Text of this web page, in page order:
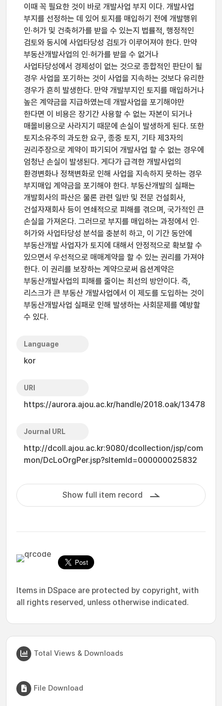
이때 꼭 필요한 것이 바로 개발사업 부지 이다. 개발사업
부지를 선정하는 데 있어 토지를 매입하기 전에 개발행위
인·허가 및 건축허가를 받을 수 있는지 법률적, 행정적인
검토와 동시에 사업타당성 검토가 이루어져야 한다. 만약
부동산개발사업의 인·허가를 받을 수 없거나
사업타당성에서 경제성이 없는 것으로 종합적인 판단이 될
경우 사업을 포기하는 것이 사업을 지속하는 것보다 유리한
경우가 흔히 발생한다. 만약 개발부지인 토지를 매입하거나
높은 계약금을 지급하였는데 개발사업을 포기해야만
한다면 이 비용은 장기간 사용할 수 없는 자본이 되거나
매몰비용으로 사라지기 때문에 손실이 발생하게 된다. 또한
토지소유주의 과도한 요구, 종중 토지, 기타 제3자의
권리주장으로 계약이 파기되어 개발사업 할 수 없는 경우에
엄청난 손실이 발생된다. 게다가 급격한 개발사업의
환경변화나 정책변화로 인해 사업을 지속하지 못하는 경우
부지매입 계약금을 포기해야 한다. 부동산개발의 실패는
개발회사의 파산은 물론 관련 일반 및 전문 건설회사,
건설자재회사 등이 연쇄적으로 피해를 겪으며, 국가적인 큰
손실을 가져온다. 그러므로 부지를 매입하는 과정에서 인·
허가와 사업타당성 분석을 충분히 하고, 이 기간 동안에
부동산개발 사업자가 토지에 대해서 안정적으로 확보할 수
있으면서 우선적으로 매매계약을 할 수 있는 권리를 가져야
한다. 이 권리를 보장하는 계약으로써 옵션계약은
부동산개발사업의 피해를 줄이는 최선의 방안이다. 즉,
리스크가 큰 부동산 개발사업에서 이 제도를 도입하는 것이
부동산개발사업 실패로 인해 발생하는 사회문제를 예방할
수 있다.
Language
kor
URI
https://aurora.ajou.ac.kr/handle/2018.oak/13478
Journal URL
http://dcoll.ajou.ac.kr:9080/dcollection/jsp/com
mon/DcLoOrgPer.jsp?sItemId=000000025832
Show full item record
Items in DSpace are protected by copyright, with
all rights reserved, unless otherwise indicated.
Total Views & Downloads
File Download